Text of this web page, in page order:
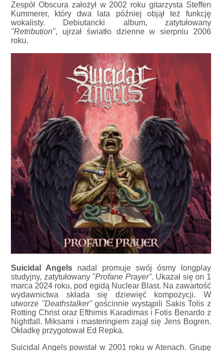
Zespół Obscura założył w 2002 roku gitarzysta Steffen
Kummerer, który dwa lata później objął też funkcję
wokalisty. Debiutancki album, zatytułowany
"Retribution", ujrzał światło dzienne w sierpniu 2006
roku.
Suicidal Angels nadal promuje swój ósmy longplay
studyjny, zatytułowany "Profane Prayer". Ukazał się on 1
marca 2024 roku, pod egidą Nuclear Blast. Na zawartość
wydawnictwa składa się dziewięć kompozycji. W
utworze "Deathstalker"gościnnie wystąpili Sakis Tolis z
Rotting Christ oraz Efthimis Karadimas i Fotis Benardo z
Nightfall. Miksami i masteringiem zajął się Jens Bogren.
Okładkę przygotował Ed Repka.
Suicidal Angels powstał w 2001 roku w Atenach. Grupę